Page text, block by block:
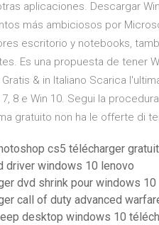
aplicaciones. Descargar
más ambiciosos por
escritorio y notebooks,
Es una propuesta de tener
& in Italiano Scarica
8 e Win 10. Segui la
gratuito non ha le offerte di
cs5 télécharger
driver windows 10 lenovo
dvd shrink pour windows 10
call of duty advanced
desktop windows 10